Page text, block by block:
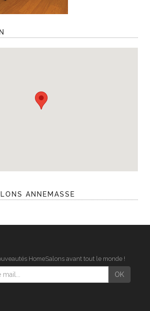
ANNEMASSE
HomeSalons avant tout le monde !
OK